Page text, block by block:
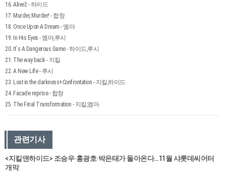
16. Alive2 - 하이드
17. Murder, Murder! - 합창
18. Once Upon A Dream - 엠마
19. In His Eyes - 엠마,루시
20. It`s A Dangerous Game - 하이드,루시
21. The way back - 지킬
22. A New Life - 루시
23. Lost in the darkness+Confrontation - 지킬,하이드
24. Facade reprise - 합창
25. The Final Transformation - 지킬,엠마
관련기사
<지킬앤하이드> 조승우·홍광호·박은태가 돌아온다…11월 샤롯데씨어터
개막